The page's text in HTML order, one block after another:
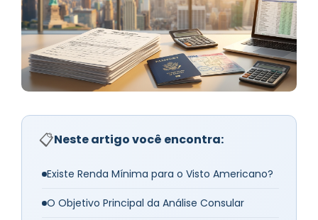
📋Neste artigo você encontra:
Existe Renda Mínima para o Visto Americano?
O Objetivo Principal da Análise Consular